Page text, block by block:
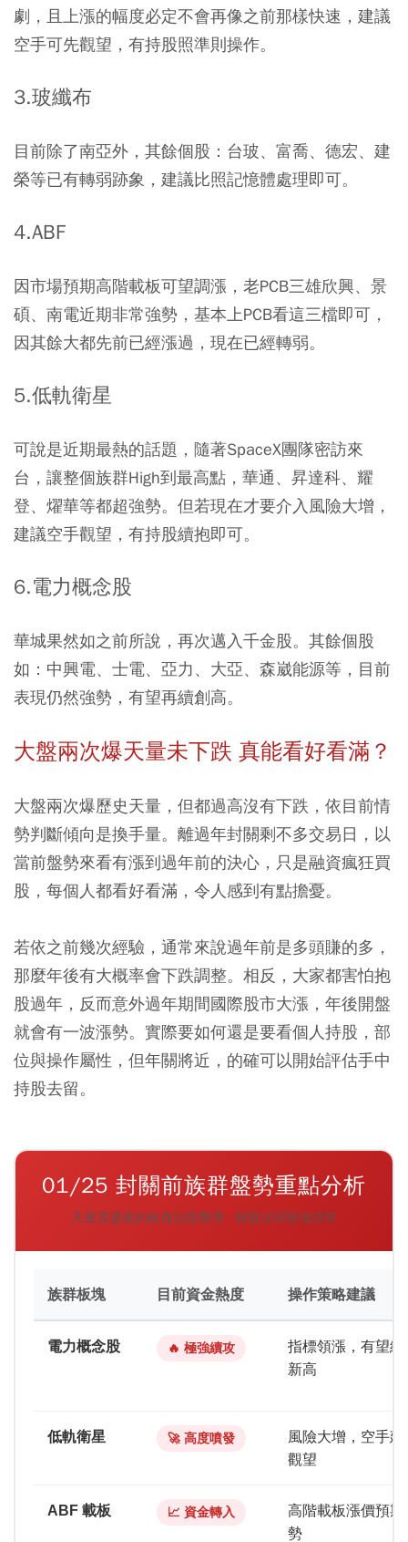
劇，且上漲的幅度必定不會再像之前那樣快速，建議
空手可先觀望，有持股照準則操作。
3.玻纖布
目前除了南亞外，其餘個股： 台玻、 富喬、德宏、建
榮等已有轉弱跡象，建議比照記憶體處理即可。
4.ABF
因市場預期高階載板可望調漲，老PCB三雄欣興、景
碩、南電近期非常強勢，基本上PCB看這三檔即可，
因其餘大都先前已經漲過，現在已經轉弱。
5.低軌衛星
可說是近期最熱的話題，隨著SpaceX團隊密訪來
台，讓整個族群High到最高點， 華通、 昇達科、耀
登、燿華等都超強勢。但若現在才要介入風險大增，
建議空手觀望，有持股續抱即可。
6.電力概念股
華城果然如之前所說，再次邁入千金股。其餘個股
如： 中興電、​ 士電、亞力、大亞、森崴能源等，目前
表現仍然強勢，有望再續創高。
大盤兩次爆天量未下跌 真能看好看滿？
大盤兩次爆歷史天量，但都過高沒有下跌，依目前情
勢判斷傾向是換手量。離過年封關剩不多交易日，以
當前盤勢來看有漲到過年前的決心，只是融資瘋狂買
股，每個人都看好看滿，令人感到有點擔憂。
若依之前幾次經驗，通常來說過年前是多頭賺的多，
那麼年後有大概率會下跌調整。相反，大家都害怕抱
股過年，反而意外過年期間國際股市大漲，年後開盤
就會有一波漲勢。實際要如何還是要看個人持股，部
位與操作屬性，但年關將近，的確可以開始評估手中
持股去留。
01/25 封關前族群盤勢重點分析
天量震盪後的板塊位階整理 ‧ 個股汰弱留強清單
族群板塊 目前資金熱度 操作策略建議
電力概念股 🔥 極強續攻
指標領漲，有望續
新高
低軌衛星 🚀 高度噴發
風險大增，空手建
觀望
ABF 載板 📈 資金轉入
高階載板漲價預期
勢